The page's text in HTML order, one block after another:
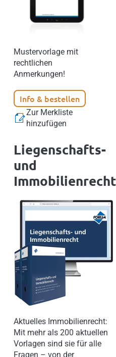
Mustervorlage mit
rechtlichen
Anmerkungen!
Info & bestellen
Zur Merkliste
hinzufügen
Liegenschafts-
und
Immobilienrecht
Aktuelles Immobilienrecht:
Mit mehr als 200 aktuellen
Vorlagen sind sie für alle
Fragen – von der